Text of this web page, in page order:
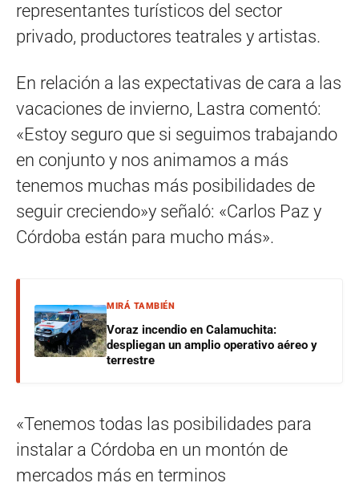
representantes turísticos del sector
privado, productores teatrales y artistas.
En relación a las expectativas de cara a las
vacaciones de invierno, Lastra comentó:
«Estoy seguro que si seguimos trabajando
en conjunto y nos animamos a más
tenemos muchas más posibilidades de
seguir creciendo»y señaló: «Carlos Paz y
Córdoba están para mucho más».
MIRÁ TAMBIÉN
Voraz incendio en Calamuchita:
despliegan un amplio operativo aéreo y
terrestre
«Tenemos todas las posibilidades para
instalar a Córdoba en un montón de
mercados más en terminos